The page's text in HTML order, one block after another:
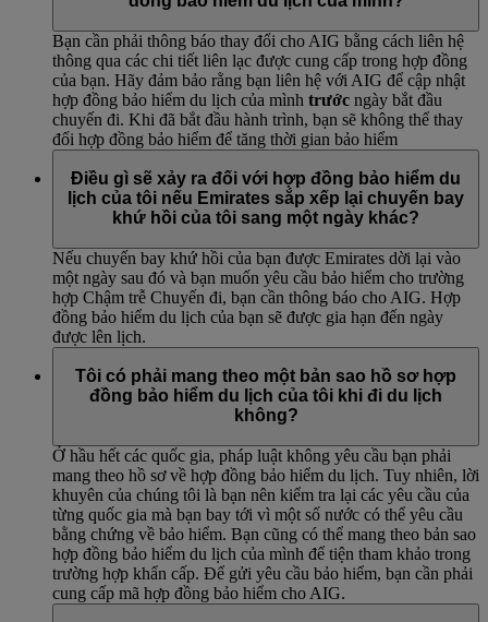
Bạn cần phải thông báo thay đổi cho AIG bằng cách liên hệ
thông qua các chi tiết liên lạc được cung cấp trong hợp đồng
của bạn. Hãy đảm bảo rằng bạn liên hệ với AIG để cập nhật
hợp đồng bảo hiểm du lịch của mình trước ngày bắt đầu
chuyến đi. Khi đã bắt đầu hành trình, bạn sẽ không thể thay
đổi hợp đồng bảo hiểm để tăng thời gian bảo hiểm
Điều gì sẽ xảy ra đối với hợp đồng bảo hiểm du
lịch của tôi nếu Emirates sắp xếp lại chuyến bay
khứ hồi của tôi sang một ngày khác?
Nếu chuyến bay khứ hồi của bạn được Emirates dời lại vào
một ngày sau đó và bạn muốn yêu cầu bảo hiểm cho trường
hợp Chậm trễ Chuyến đi, bạn cần thông báo cho AIG. Hợp
đồng bảo hiểm du lịch của bạn sẽ được gia hạn đến ngày
được lên lịch.
Tôi có phải mang theo một bản sao hồ sơ hợp
đồng bảo hiểm du lịch của tôi khi đi du lịch
không?
Ở hầu hết các quốc gia, pháp luật không yêu cầu bạn phải
mang theo hồ sơ về hợp đồng bảo hiểm du lịch. Tuy nhiên, lời
khuyên của chúng tôi là bạn nên kiểm tra lại các yêu cầu của
từng quốc gia mà bạn bay tới vì một số nước có thể yêu cầu
bằng chứng về bảo hiểm. Bạn cũng có thể mang theo bản sao
hợp đồng bảo hiểm du lịch của mình để tiện tham khảo trong
trường hợp khẩn cấp. Để gửi yêu cầu bảo hiểm, bạn cần phải
cung cấp mã hợp đồng bảo hiểm cho AIG.